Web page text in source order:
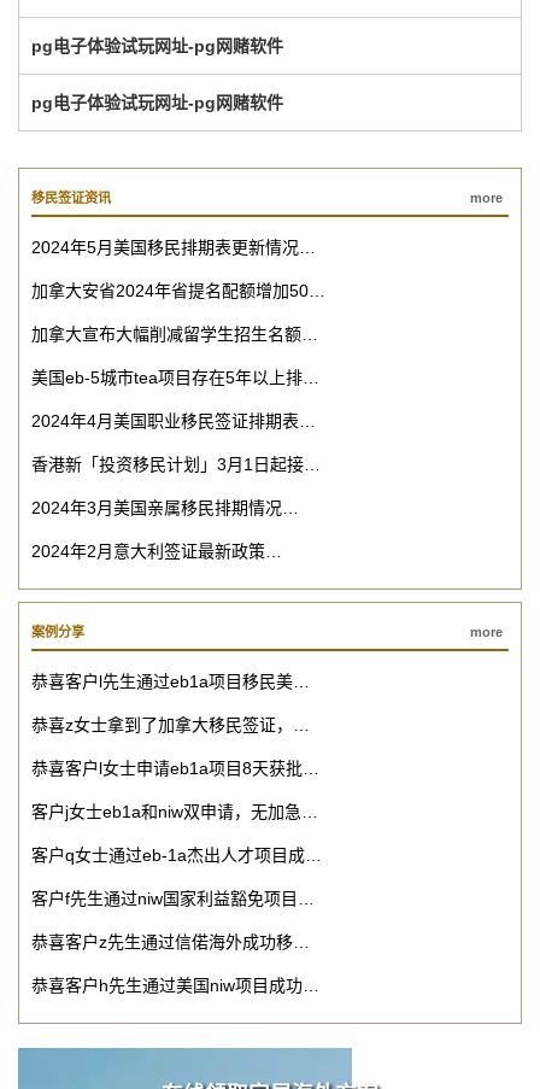
pg电子体验试玩网址-pg网赌软件
pg电子体验试玩网址-pg网赌软件
移民签证资讯 more
2024年5月美国移民排期表更新情况…
加拿大安省2024年省提名配额增加50…
加拿大宣布大幅削减留学生招生名额…
美国eb-5城市tea项目存在5年以上排…
2024年4月美国职业移民签证排期表…
香港新「投资移民计划」3月1日起接…
2024年3月美国亲属移民排期情况…
2024年2月意大利签证最新政策…
案例分享 more
恭喜客户l先生通过eb1a项目移民美…
恭喜z女士拿到了加拿大移民签证，…
恭喜客户l女士申请eb1a项目8天获批…
客户j女士eb1a和niw双申请，无加急…
客户q女士通过eb-1a杰出人才项目成…
客户f先生通过niw国家利益豁免项目…
恭喜客户z先生通过信偌海外成功移…
恭喜客户h先生通过美国niw项目成功…